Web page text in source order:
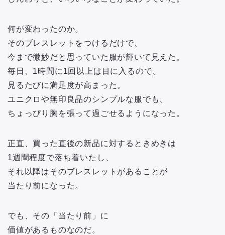
何が変わったのか。
そのブレスレットをつけるだけで、
今まで微妙だと思っていた服が輝いて見えた。
毎日、1時間に1回以上は目に入るので、
見るたびに満足度が高まった。
ユニクロや無印良品のシンプルな服でも、
ちょっぴり胸を張って過ごせるようになった。
正直、買った直後の新品に対するときめきは
1週間程度で落ち着いたし、
それ以降はそのブレスレットがあることが
当たり前になった。
でも、その「当たり前」に
価値があるものなのだ。